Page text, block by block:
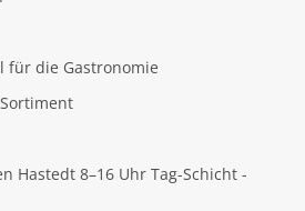
für die Gastronomie
Hastedt 8–16 Uhr Tag-Schicht -